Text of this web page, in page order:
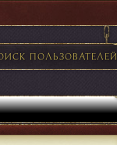
ПОЛЬЗОВАТЕЛЕЙ